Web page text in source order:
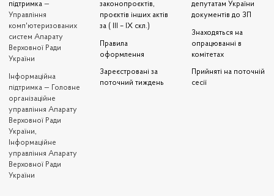
підтримка —
Управління
комп'ютеризованих
систем Апарату
Верховної Ради
України
Iнформаційна
підтримка — Головне
організаційне
управління Апарату
Верховної Ради
України,
Інформаційне
управління Апарату
Верховної Ради
України
законопроєктів,
проєктів інших актів
за ( III – IX скл.)
Правила
оформлення
Зареєстровані за
поточний тиждень
депутатам України
документів до ЗП
Знаходяться на
опрацюванні в
комітетах
Прийняті на поточній
сесії